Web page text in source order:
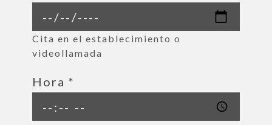
Cita en el establecimiento o
videollamada
Hora *